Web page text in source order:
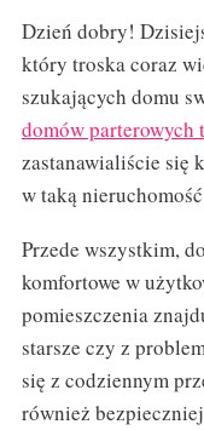
Dzień dobry!
który troska coraz
szukających domu
domów parterowych
zastanawialiście się
w taką
Przede wszystkim,
komfortowe w
pomieszczenia
starsze czy z
się z codziennym
również